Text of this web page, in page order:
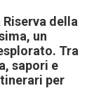
della
un
Tra
sapori e
per